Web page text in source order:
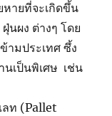
ายที่จะเกิดขึ้น
นผง ต่างๆ โดย
ามประเทศ ซึ้ง
นเป็นพิเศษ เช่น
ลท (Pallet